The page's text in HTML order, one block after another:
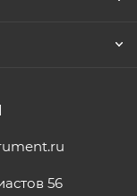
56